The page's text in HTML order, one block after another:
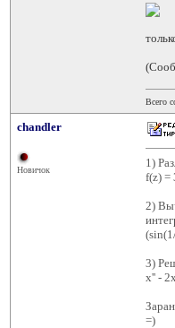
Всего
chandler
Новичок
1)
f(z) =
2)
3)
x'' -
=)